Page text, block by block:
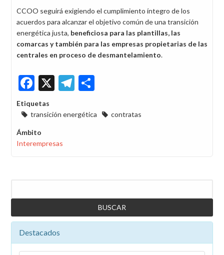
CCOO seguirá exigiendo el cumplimiento íntegro de los
acuerdos para alcanzar el objetivo común de una transición
energética justa, beneficiosa para las plantillas, las
comarcas y también para las empresas propietarias de las
centrales en proceso de desmantelamiento.
Facebook
X Telegram
Etiquetas
transición energética
contratas
Ámbito
Interempresas
Destacados